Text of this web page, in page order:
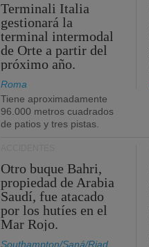
Terminali Italia
gestionará la
terminal intermodal
de Orte a partir del
próximo año.
Roma
Tiene aproximadamente
96.000 metros cuadrados
de patios y tres pistas.
Otro buque Bahri,
propiedad de Arabia
Saudí, fue atacado
por los hutíes en el
Mar Rojo.
Southampton/Saná/Riad